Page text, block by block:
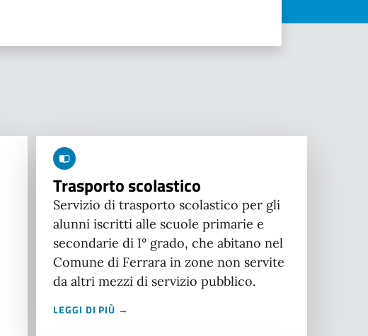
Trasporto scolastico
Servizio di trasporto scolastico per gli
alunni iscritti alle scuole primarie e
secondarie di I° grado, che abitano nel
Comune di Ferrara in zone non servite
da altri mezzi di servizio pubblico.
LEGGI DI PIÙ →